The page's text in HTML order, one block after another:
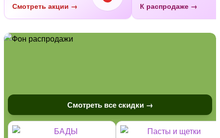
Смотреть акции → К распродаже →
Смотреть все скидки →